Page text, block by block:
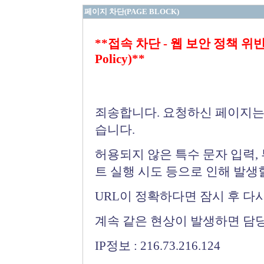
페이지 차단(PAGE BLOCK)
**접속 차단 - 웹 보안 정책 위
Policy)**
죄송합니다. 요청하신 페이지
습니다.
허용되지 않은 특수 문자 입력
트 실행 시도 등으로 인해 발생
URL이 정확하다면 잠시 후 다
계속 같은 현상이 발생하면 담
IP정보 : 216.73.216.124